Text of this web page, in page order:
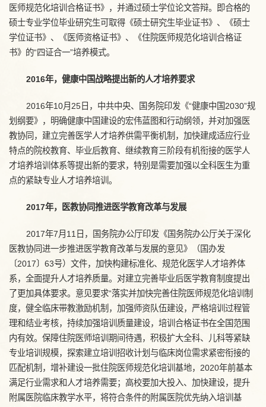
医师规范化培训合格证书》，并通过硕士学位论文答辩。即合格的
硕士专业学位毕业研究生可取得《硕士研究生毕业证书》、《硕士
学位证书》、《医师资格证书》、《住院医师规范化培训合格证
书》的“四证合一”培养模式。
2016年，健康中国战略提出新的人才培养要求
2016年10月25日，中共中央、国务院印发《“健康中国2030”规
划纲要》，明确健康中国建设的宏伟蓝图和行动纲领，并对加强医
教协同，建立完善医学人才培养供需平衡机制，加快建成适应行业
特点的院校教育、毕业后教育、继续教育三阶段有机衔接的医学人
才培养培训体系等提出新的要求，特别是需要加强以全科医生为重
点的紧缺专业人才培养培训。
2017年，医教协同推进医学教育改革与发展
2017年7月11日，国务院办公厅印发《国务院办公厅关于深化
医教协同进一步推进医学教育改革与发展的意见》（国办发
〔2017〕63号）文件，加快构建标准化、规范化医学人才培养体
系，全面提升人才培养质量。对建立完善毕业后医学教育制度提出
了更加具体要求。意见要求“落实并加快完善住院医师规范化培训制
度，健全临床带教激励机制，加强师资队伍建设，严格培训过程管
理和结业考核，持续加强培训质量建设，培训合格证书在全国范围
内有效。保障住院医师培训期间待遇，积极扩大全科、儿科等紧缺
专业培训规模，探索建立培训招收计划与临床岗位需求紧密衔接的
匹配机制，增补建设一批住院医师规范化培训基地，2020年前基本
满足行业需求和人才培养需要；高校要加大投入、加快建设，提升
附属医院临床教学水平，将符合条件的附属医院优先纳入培训基